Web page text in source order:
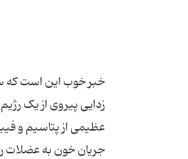
خبر خوب این است که
زدایی پیروی از یک
عظیمی از پتاسیم و
جریان خون به عضلات